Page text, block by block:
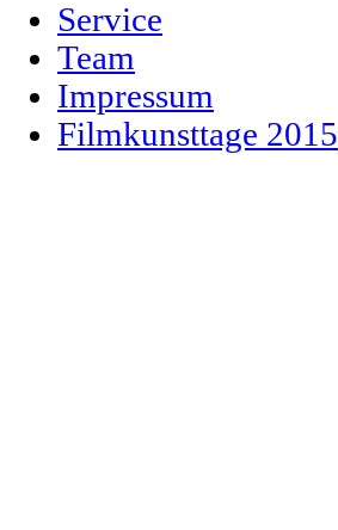
Service
Team
Impressum
Filmkunsttage 2015